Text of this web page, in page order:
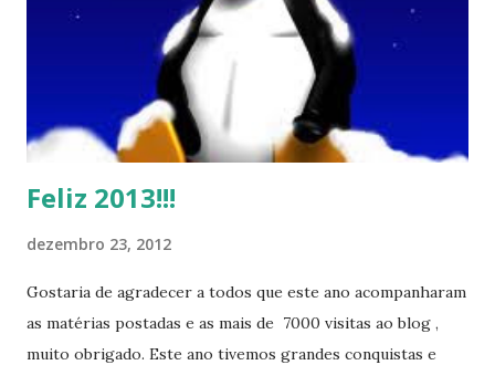
Feliz 2013!!!
dezembro 23, 2012
Gostaria de agradecer a todos que este ano acompanharam
as matérias postadas e as mais de 7000 visitas ao blog ,
muito obrigado. Este ano tivemos grandes conquistas e